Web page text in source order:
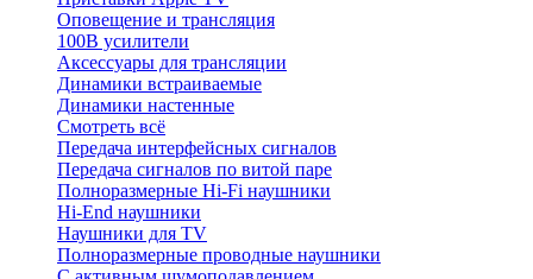
Оповещение и трансляция
100В усилители
Аксессуары для трансляции
Динамики встраиваемые
Динамики настенные
Смотреть всё
Передача интерфейсных сигналов
Передача сигналов по витой паре
Полноразмерные Hi-Fi наушники
Hi-End наушники
Наушники для TV
Полноразмерные проводные наушники